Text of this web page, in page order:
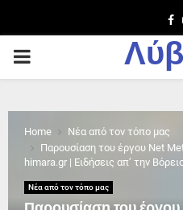
PRIMARY
Home
Νέα από τον τόπο μας
Παρουσίαση του έργου Net
himara.gr | Ειδήσεις απ’ την
Νέα από τον τόπο μας